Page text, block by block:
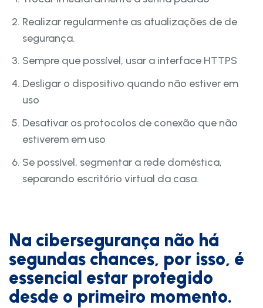
Realizar regularmente as atualizações de de
segurança.
Sempre que possível, usar a interface HTTPS
Desligar o dispositivo quando não estiver em
uso
Desativar os protocolos de conexão que não
estiverem em uso
Se possível, segmentar a rede doméstica,
separando escritório virtual da casa.
Na cibersegurança não há
segundas chances, por isso, é
essencial estar protegido
desde o primeiro momento.